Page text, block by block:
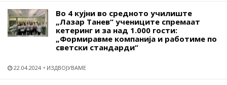
Во 4 кујни во средното училиште
„Лазар Танев“ учениците спремаат
кетеринг и за над 1.000 гости:
„Формиравме компанија и работиме по
светски стандарди“
22.04.2024 ИЗДВОЈУВАМЕ